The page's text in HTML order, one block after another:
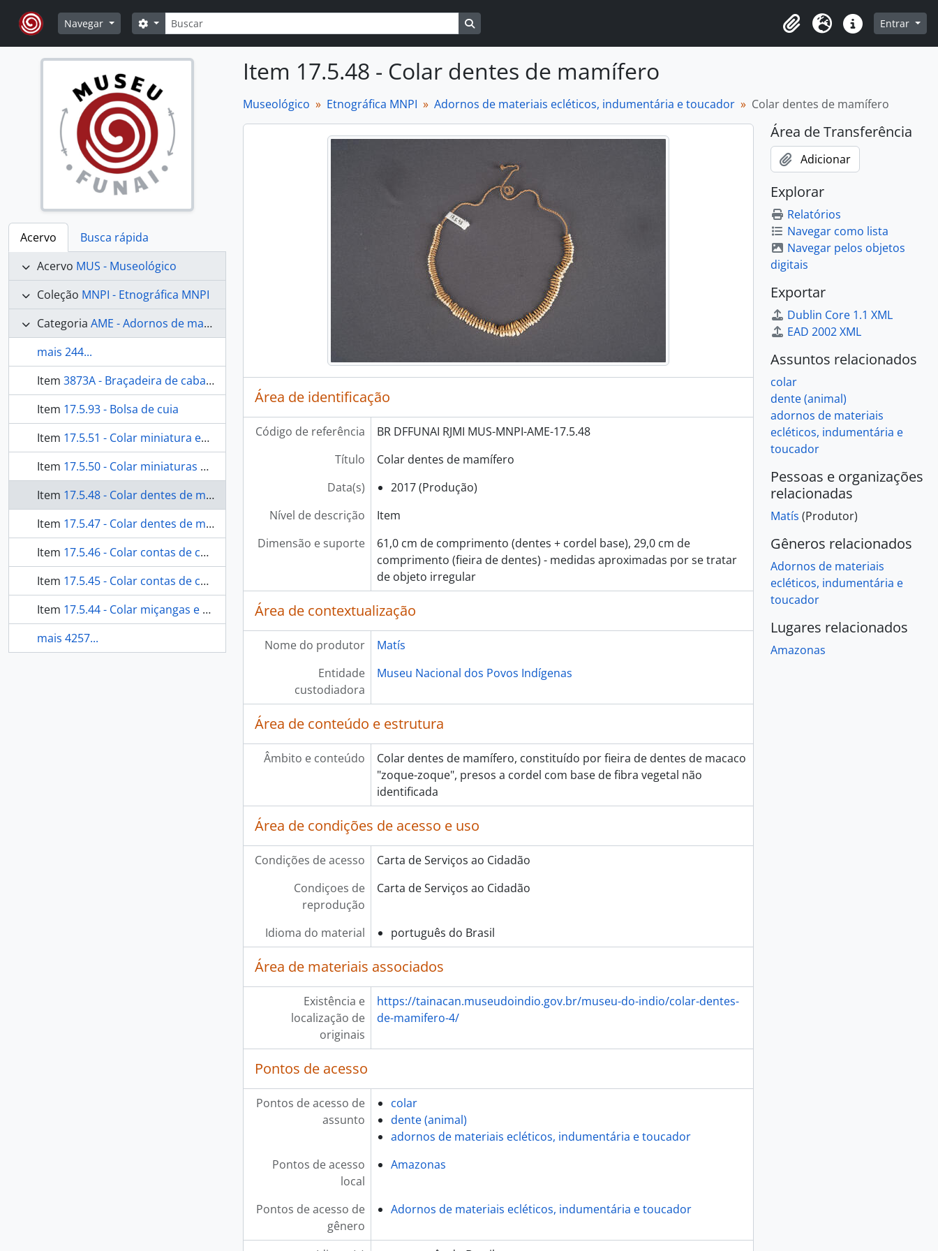
Skip to main content
Navegar
Buscar
Opções de busca
Área de Transferência
Idioma Atalhos Entrar
Acervo
Busca rápida
Acervo MUS - Museológico
Coleção MNPI - Etnográfica MNPI
Categoria AME - Adornos de materiais ecléticos, indumentária e toucador
mais 244...
Item 3873A - Braçadeira de cabaça
Item 17.5.93 - Bolsa de cuia
Item 17.5.51 - Colar miniatura escultórica
Item 17.5.50 - Colar miniaturas escultóricas de tucum
Item 17.5.48 - Colar dentes de mamífero
Item 17.5.47 - Colar dentes de mamífero
Item 17.5.46 - Colar contas de coco tucum
Item 17.5.45 - Colar contas de coco tucum
Item 17.5.44 - Colar miçangas e coco
mais 4257...
Item 17.5.48 - Colar dentes de mamífero
Museológico Etnográfica MNPI Adornos de materiais ecléticos, indumentária e toucador Colar dentes de mamífero
Área de identificação
Código de referência
BR DFFUNAI RJMI MUS-MNPI-AME-17.5.48
Título
Colar dentes de mamífero
Data(s)
2017 (Produção)
Nível de descrição
Item
Dimensão e suporte
61,0 cm de comprimento (dentes + cordel base), 29,0 cm de
comprimento (fieira de dentes) - medidas aproximadas por se tratar
de objeto irregular
Área de contextualização
Nome do produtor
Matís
Entidade
custodiadora
Museu Nacional dos Povos Indígenas
Área de conteúdo e estrutura
Âmbito e conteúdo
Colar dentes de mamífero, constituído por fieira de dentes de macaco
"zoque-zoque", presos a cordel com base de fibra vegetal não
identificada
Área de condições de acesso e uso
Condições de acesso
Carta de Serviços ao Cidadão
Condiçoes de
reprodução
Carta de Serviços ao Cidadão
Idioma do material português do Brasil
Área de materiais associados
Existência e
localização de
originais
https://tainacan.museudoindio.gov.br/museu-do-indio/colar-dentes-
de-mamifero-4/
Pontos de acesso
Pontos de acesso de
assunto
colar
dente (animal)
adornos de materiais ecléticos, indumentária e toucador
Pontos de acesso
local
Amazonas
Pontos de acesso de
gênero
Adornos de materiais ecléticos, indumentária e toucador
Área de Transferência
Adicionar
Explorar
Relatórios
Navegar como lista
Navegar pelos objetos
digitais
Exportar
Dublin Core 1.1 XML
EAD 2002 XML
Assuntos relacionados
colar
dente (animal)
adornos de materiais
ecléticos, indumentária e
toucador
Pessoas e organizações
relacionadas
Matís (Produtor)
Gêneros relacionados
Adornos de materiais
ecléticos, indumentária e
toucador
Lugares relacionados
Amazonas